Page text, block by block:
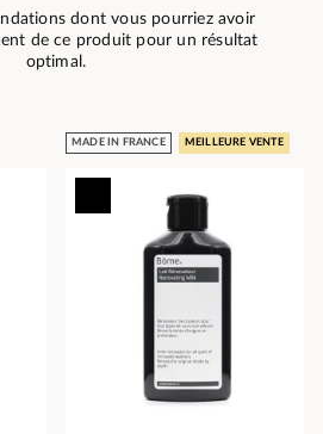
dont vous pourriez avoir
de ce produit pour un résultat
optimal.
MADE IN FRANCE MEILLEURE VENTE